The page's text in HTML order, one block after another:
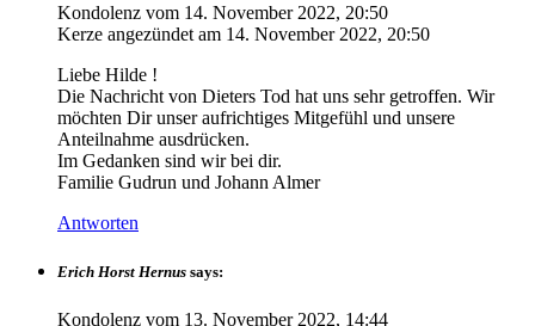
Kondolenz vom 14. November 2022, 20:50
Kerze angezündet am 14. November 2022, 20:50
Liebe Hilde !
Die Nachricht von Dieters Tod hat uns sehr getroffen. Wir
möchten Dir unser aufrichtiges Mitgefühl und unsere
Anteilnahme ausdrücken.
Im Gedanken sind wir bei dir.
Familie Gudrun und Johann Almer
Antworten
Erich Horst Hernus says:
Kondolenz vom 13. November 2022, 14:44